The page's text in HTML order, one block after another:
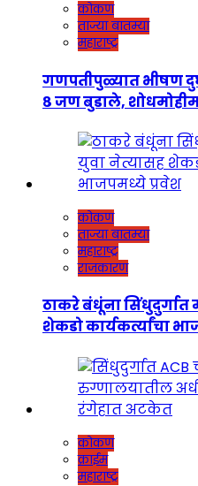
कोकण
ताज्या बातम्या
महाराष्ट्र
गणपतीपुळ्यात भीषण
८ जण बुडाले,
कोकण
ताज्या बातम्या
महाराष्ट्र
राजकारण
ठाकरे बंधूंना सिंधुदुर्गात
शेकडो कार्यकर्त्यांचा
कोकण
क्राईम
महाराष्ट्र